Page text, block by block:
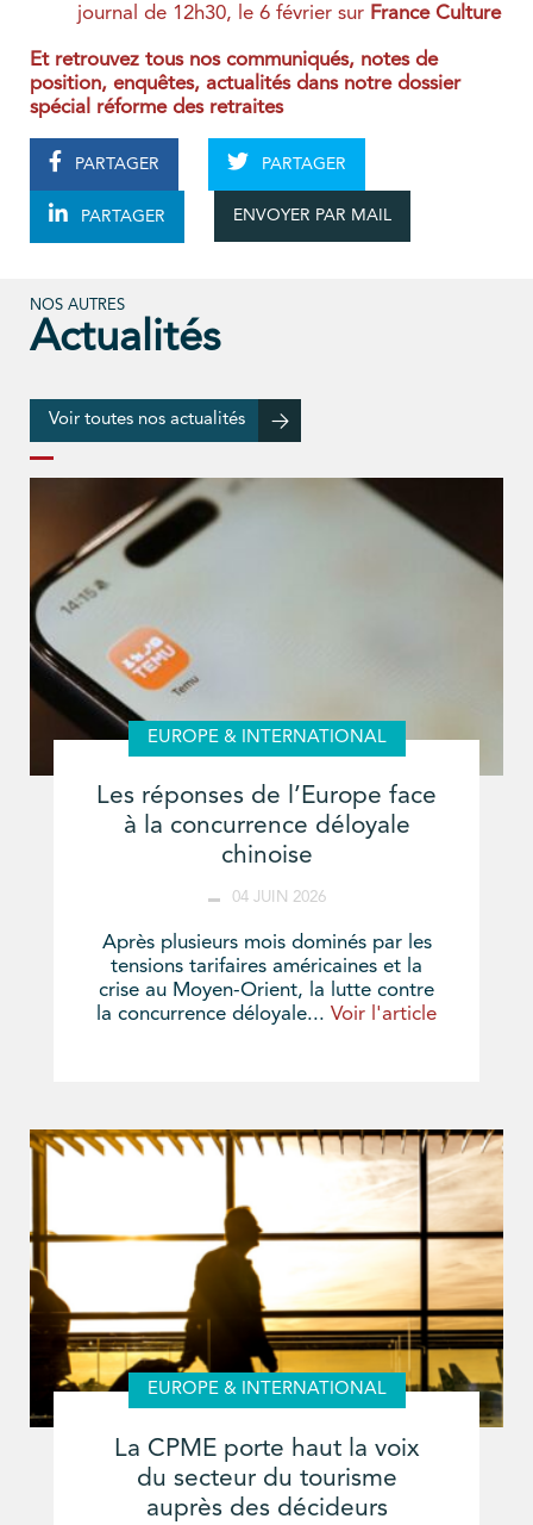
journal de 12h30, le 6 février sur France Culture
Et retrouvez tous nos communiqués, notes de
position, enquêtes, actualités dans notre dossier
spécial réforme des retraites
PARTAGER PARTAGER
PARTAGER ENVOYER PAR MAIL
NOS AUTRES
Actualités
Voir toutes nos actualités
EUROPE & INTERNATIONAL
Les réponses de l’Europe face
à la concurrence déloyale
chinoise
04 JUIN 2026
Après plusieurs mois dominés par les
tensions tarifaires américaines et la
crise au Moyen-Orient, la lutte contre
la concurrence déloyale... Voir l'article
EUROPE & INTERNATIONAL
La CPME porte haut la voix
du secteur du tourisme
auprès des décideurs